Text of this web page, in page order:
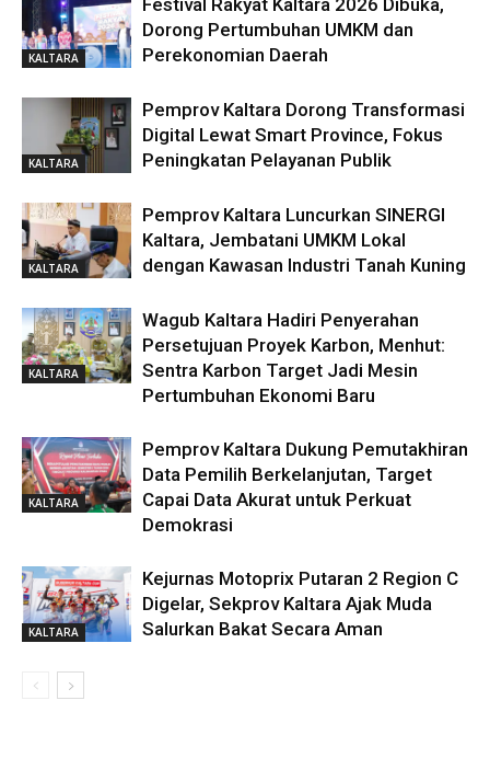
KALTARA
Festival Rakyat Kaltara 2026 Dibuka,
Dorong Pertumbuhan UMKM dan
Perekonomian Daerah
KALTARA
Pemprov Kaltara Dorong Transformasi
Digital Lewat Smart Province, Fokus
Peningkatan Pelayanan Publik
KALTARA
Pemprov Kaltara Luncurkan SINERGI
Kaltara, Jembatani UMKM Lokal
dengan Kawasan Industri Tanah Kuning
KALTARA
Wagub Kaltara Hadiri Penyerahan
Persetujuan Proyek Karbon, Menhut:
Sentra Karbon Target Jadi Mesin
Pertumbuhan Ekonomi Baru
KALTARA
Pemprov Kaltara Dukung Pemutakhiran
Data Pemilih Berkelanjutan, Target
Capai Data Akurat untuk Perkuat
Demokrasi
KALTARA
Kejurnas Motoprix Putaran 2 Region C
Digelar, Sekprov Kaltara Ajak Muda
Salurkan Bakat Secara Aman